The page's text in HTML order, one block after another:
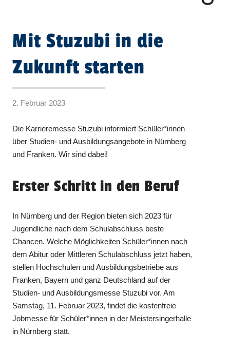
Mit Stuzubi in die
Zukunft starten
2. Februar 2023
Die Karrieremesse Stuzubi informiert Schüler*innen
über Studien- und Ausbildungsangebote in Nürnberg
und Franken. Wir sind dabei!
Erster Schritt in den Beruf
In Nürnberg und der Region bieten sich 2023 für
Jugendliche nach dem Schulabschluss beste
Chancen. Welche Möglichkeiten Schüler*innen nach
dem Abitur oder Mittleren Schulabschluss jetzt haben,
stellen Hochschulen und Ausbildungsbetriebe aus
Franken, Bayern und ganz Deutschland auf der
Studien- und Ausbildungsmesse Stuzubi vor. Am
Samstag, 11. Februar 2023, findet die kostenfreie
Jobmesse für Schüler*innen in der Meistersingerhalle
in Nürnberg statt.